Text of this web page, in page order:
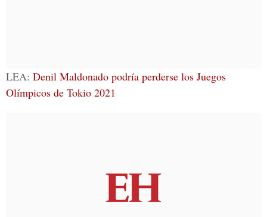
LEA: Denil Maldonado podría perderse los Juegos
Olímpicos de Tokio 2021